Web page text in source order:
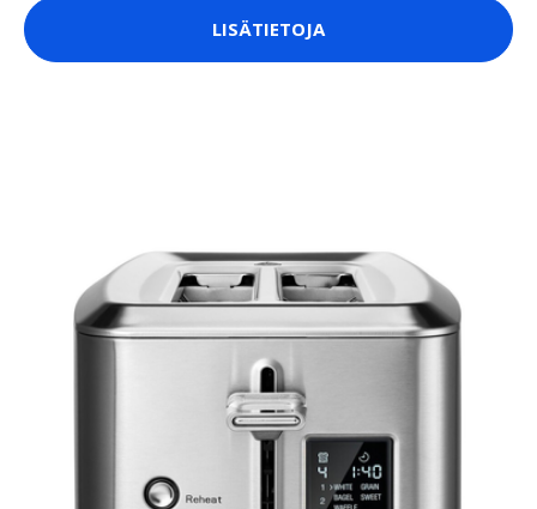
LISÄTIETOJA